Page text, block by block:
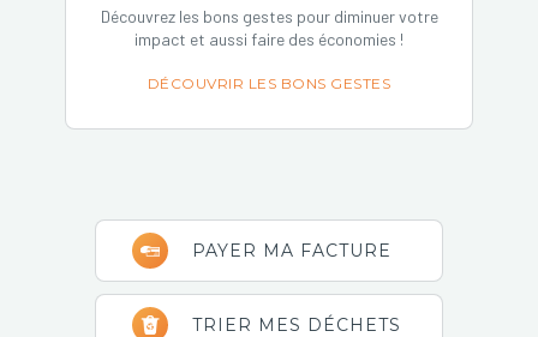
Découvrez les bons gestes pour diminuer votre
impact et aussi faire des économies !
DÉCOUVRIR LES BONS GESTES
Barre
latérale
principale
PAYER MA FACTURE
TRIER MES DÉCHETS